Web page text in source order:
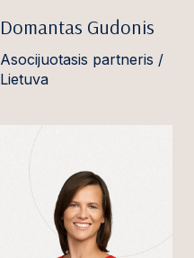
Domantas Gudonis
Asocijuotasis partneris /
Lietuva